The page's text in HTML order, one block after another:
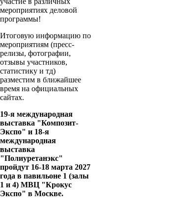
мероприятиях деловой
программы!
Итоговую информацию по
мероприятиям (пресс-
релизы, фотографии,
отзывы участников,
статистику и тд)
разместим в ближайшее
время на официальных
сайтах.
19-я международная
выставка "Композит-
Экспо" и 18-я
международная
выставка
"Полиуретанэкс"
пройдут 16-18 марта 2027
года в павильоне 1 (залы
1 и 4) МВЦ "Крокус
Экспо" в Москве.